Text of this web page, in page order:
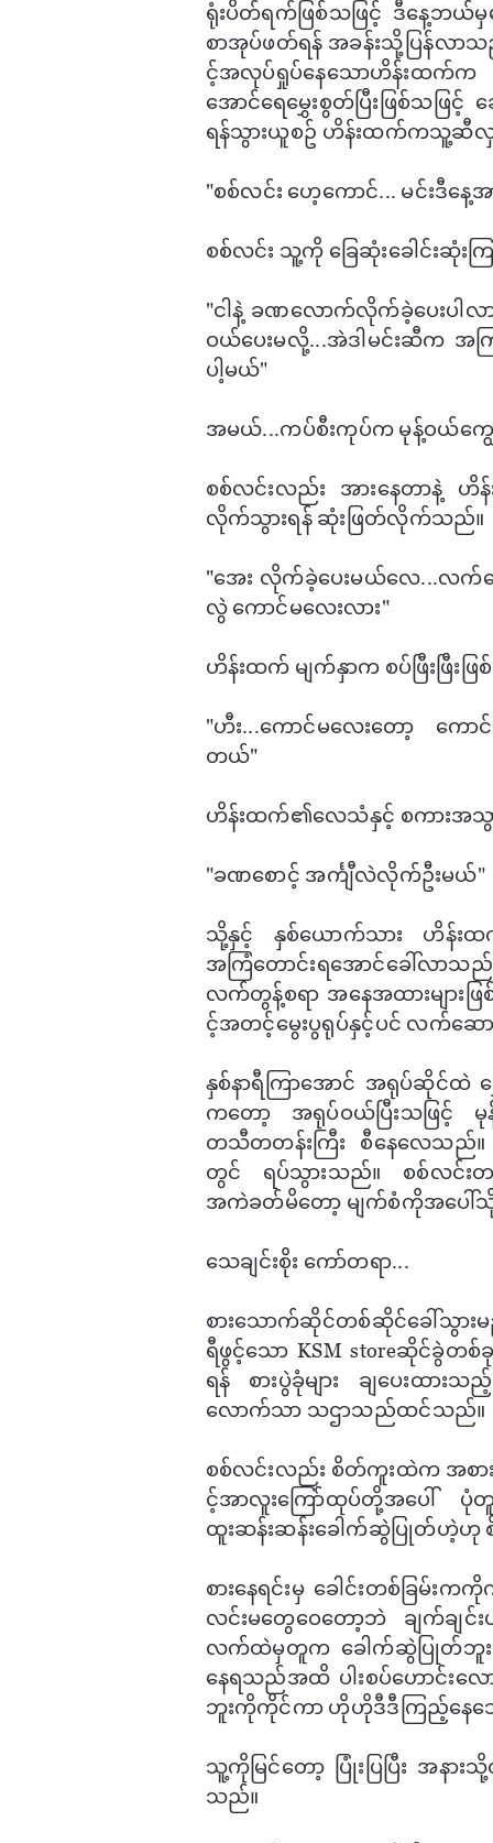
ရုံးပိတ်ရက်ဖြစ်သဖြင့် ဒီ​နေ့ဘယ်မှ
စာအုပ်ဖတ်ရန် အခန်းသို့ပြန်လာ
င့်အလုပ်ရှုပ်​နေ​သောဟိန်းထက်က
အောင်​ရေ​မွှေးစွတ်ပြီးဖြစ်သဖ
ရန်သွားယူစဥ် ဟိန်းထက်ကသူ့ဆီ
"စစ်လင်း ​ဟေ့​ကောင်... မင်းဒီ​နေ့
စစ်လင်း သူ့ကို ​ခြေဆုံး​​ခေါင်းဆုံးကြ
"ငါနဲ့ ခဏ​လောက်လိုက်ခဲ့​ပေးပါ
ဝယ်ပေးမလို့...အဲဒါမင်းဆီက အက
ပါ့မယ်"
အမယ်...ကပ်စီးကုပ်က မုန့်ဝယ်​ကျွေ
စစ်လင်းလည်း အား​နေတာနဲ့
လိုက်သွားရန် ဆုံးဖြတ်လိုက်သည်။
"​အေး လိုက်ခဲ့​ပေးမယ်​လေ...လ
လွဲ ​​ကောင်မ​လေးလား"
ဟိန်းထက် မျက်နှာက စပ်ဖြီးဖြီးဖ
"ဟီး...​ကောင်မ​လေး​တော့ ​ကော
တယ်"
ဟိန်းထက်၏​လေသံနှင့် စကားအ
"​ခဏ​စောင့် အင်္ကျီလဲလိုက်ဦးမယ်"
သို့နှင့် နှစ်​ယောက်သား ဟိန်း
အကြံ​တောင်းရ​အောင်​ခေါ်လ
လက်တွန့်စရာ အ​နေအထားများ
င့်အတင့်​မွေးပွရုပ်နှင့်ပင် လက်​ဆော
နှစ်နာရီကြာ​အောင် အရုပ်ဆိုင်ထဲ
က​တော့ အရုပ်ဝယ်ပြီးသဖြင့် မုန့်
တသီတတန်းကြီး စီ​နေ​လေသည်
တွင် ရပ်သွားသည်။ စစ်လင်း
အကဲခတ်မိ​တော့ မျက်စံကိုအ​ပေါ်သို့
​သေချင်းစိုး ​ကော်တရာ...
စား​သောက်ဆိုင်တစ်ဆိုင်​ခေါ်သွ
ရီဖွင့်​​သော KSM storeဆိုင်ခွဲတ
ရန် စားပွဲခုံများ ချ​ပေးထ
လောက်သာ သဌာသည်ထင်သည်။
စစ်လင်းလည်း စိတ်ကူးထဲက အစာ
င့်အာလူး​ကြော်ထုပ်တို့အ​ပေါ် ပုံ
ထူးဆန်းဆန်း​ခေါက်ဆွဲပြုတ်ဟဲ့ဟု
စား​နေရင်းမှ ​ခေါင်းတစ်ခြမ်
လင်းမ​တွေ​ဝေ​တော့ဘဲ ချက်ခ
လက်ထဲမှတူက ​ခေါက်ဆွဲပြုတ်ဘူးထဲ
နေရသည်အထိ ပါးစပ်ဟောင်း​လေ
ဘူးကိုကိုင်ကာ ​ဟိုဟိုဒီဒီကြည့်နေ​​သ
သူ့ကိုမြင်​တော့ ပြုံးပြပြီး အန
သည်။